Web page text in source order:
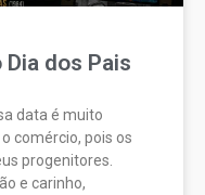
dos Pais
data é muito
comércio, pois os
progenitores.
e carinho,